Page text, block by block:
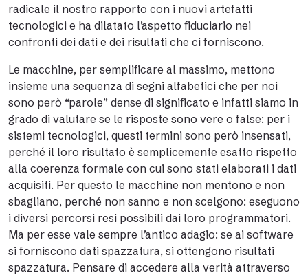
radicale il nostro rapporto con i nuovi artefatti
tecnologici e ha dilatato l’aspetto fiduciario nei
confronti dei dati e dei risultati che ci forniscono.
Le macchine, per semplificare al massimo, mettono
insieme una sequenza di segni alfabetici che per noi
sono però “parole” dense di significato e infatti siamo in
grado di valutare se le risposte sono vere o false: per i
sistemi tecnologici, questi termini sono però insensati,
perché il loro risultato è semplicemente esatto rispetto
alla coerenza formale con cui sono stati elaborati i dati
acquisiti. Per questo le macchine non mentono e non
sbagliano, perché non sanno e non scelgono: eseguono
i diversi percorsi resi possibili dai loro programmatori.
Ma per esse vale sempre l’antico adagio: se ai software
si forniscono dati spazzatura, si ottengono risultati
spazzatura. Pensare di accedere alla verità attraverso